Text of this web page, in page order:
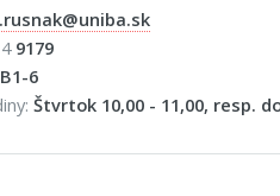
9179
6
Štvrtok 10,00 - 11,00, resp.